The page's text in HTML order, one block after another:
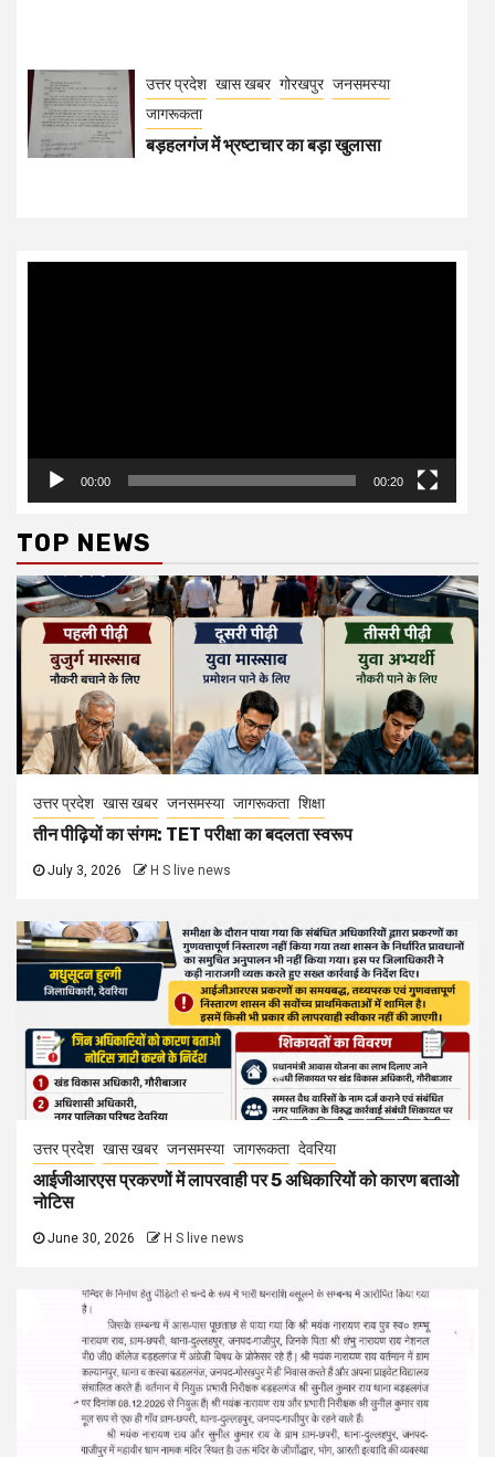
उत्तर प्रदेश खास खबर गोरखपुर जनसमस्या
जागरूकता
बड़हलगंज में भ्रष्टाचार का बड़ा खुलासा
00:00 00:20
TOP NEWS
उत्तर प्रदेश खास खबर जनसमस्या जागरूकता शिक्षा
तीन पीढ़ियों का संगम: TET परीक्षा का बदलता स्वरूप
July 3, 2026 H S live news
उत्तर प्रदेश खास खबर जनसमस्या जागरूकता देवरिया
आईजीआरएस प्रकरणों में लापरवाही पर 5 अधिकारियों को कारण बताओ
नोटिस
June 30, 2026 H S live news